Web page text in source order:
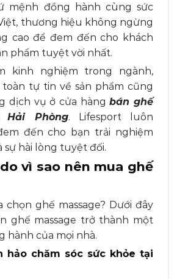
mệnh đồng hành cùng sức
thương hiệu không ngừng
cao để đem đến cho khách
phẩm tuyệt vời nhất.
kinh nghiệm trong ngành,
toàn tự tin về sản phẩm cũng
dịch vụ ở cửa hàng bán ghế
Hải Phòng. Lifesport luôn
đến cho bạn trải nghiệm
sự hài lòng tuyệt đối.
vì sao nên mua ghế
chọn ghế massage? Dưới đây
ghế massage trở thành một
hành của mọi nhà.
hảo chăm sóc sức khỏe tại